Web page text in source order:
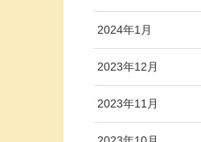
2024年1月
2023年12月
2023年11月